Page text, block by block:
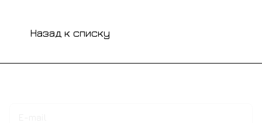
Назад к списку